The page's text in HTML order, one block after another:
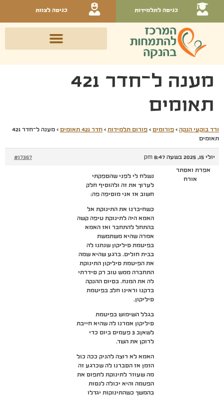
כניסה לתלמידות כניסה לצוות
מענה ל־חדר 421
תאומים
ורד בוקעי הנקה › פורומים › פורום תלמידות › חדר 421 תאומים ›
מענה ל־חדר 421
תאומים
יולי 15, 2025 בשעה 8:47 pm #17367
אפרת ואסתר
אורח
נשלח לי לפני שהספקתי
לערוך את זה ולהוסיף חלק
חשוב אז אני מוסיפה פה:
כשחיברנו את התינוקת אל
האמא היה לתינוקת טיפה קשה
בהתחל להתחבר ואז האמא
אמרה שהיא משתמשת
בפיטמת סיליקון שנתנו לה
בבית חולים. ברגע שהיא שמה
את הפיטמת סיליקון התינוקת
התחברה ממש טוב רק סידרתי
לה את המנח. בסיום ההנקה
בדקנו וראינו חלב בפיטמת
סיליקון.
בגלל השימוש בפיטמת
סיליקון אמרנו לה שהיא חייבת
לשאןב 3 פעמים ביום כדי
לרוקן את השד.
האמא לא רוצה להניק ככה כול
הזמן אז הסברנו לה שכרגע זה
מה שעוזר לתינוקת לתפוס את
הפטמה והיא יכולה לנסות
בהמשך כשהתינוקות יגדלו